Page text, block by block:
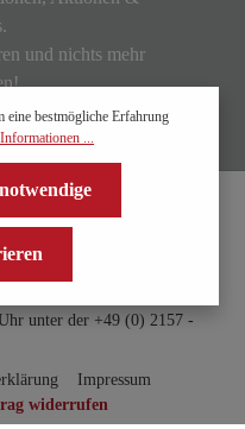
und nichts mehr
unter der +49 (0) 2157 -
Impressum
widerrufen
eine bestmögliche Erfahrung
...